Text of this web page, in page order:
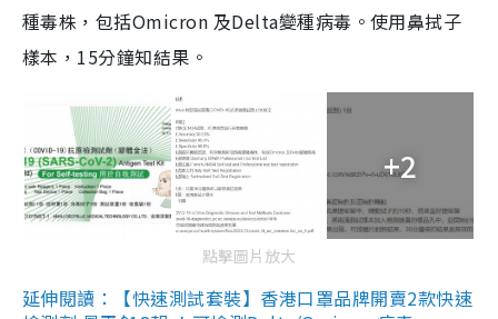
種毒株，包括Omicron 及Delta變種病毒。使用鼻拭子
樣本，15分鐘知結果。
+2
點擊圖片放大
延伸閱讀：【快速測試套裝】香港口罩品牌開賣2款快速